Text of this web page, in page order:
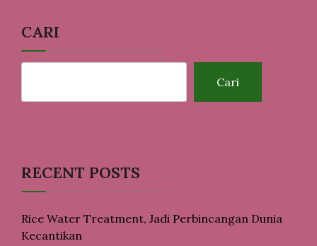
CARI
Cari
RECENT POSTS
Rice Water Treatment, Jadi Perbincangan Dunia
Kecantikan